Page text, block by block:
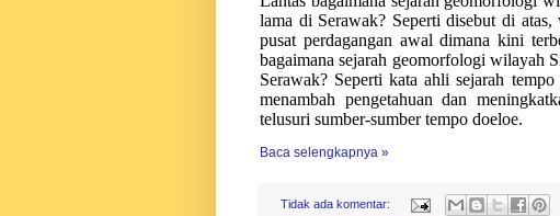
lama di Serawak? Seperti disebut di
pusat perdagangan awal dimana kini
bagaimana sejarah geomorfologi wilayah
Serawak? Seperti kata ahli sejarah
menambah pengetahuan dan
telusuri sumber-sumber tempo doeloe.
Baca selengkapnya »
Tidak ada komentar: